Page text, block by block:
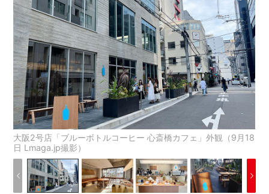
大阪2号店「ブルーボトルコーヒー 心斎橋カフェ」外観（9月18
日 Lmaga.jp撮影）